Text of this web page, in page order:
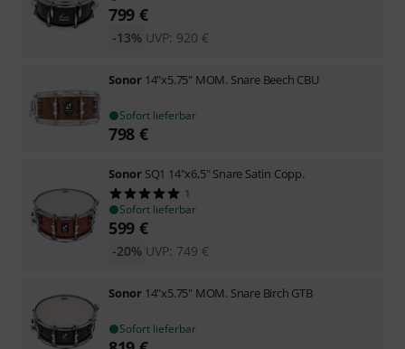
799 €
UVP: 920 €
-13%
Sonor 14"x5.75" MOM. Snare Beech CBU
Sofort lieferbar
798 €
Sonor SQ1 14"x6,5" Snare Satin Copp.
1
Sofort lieferbar
599 €
UVP: 749 €
-20%
Sonor 14"x5.75" MOM. Snare Birch GTB
Sofort lieferbar